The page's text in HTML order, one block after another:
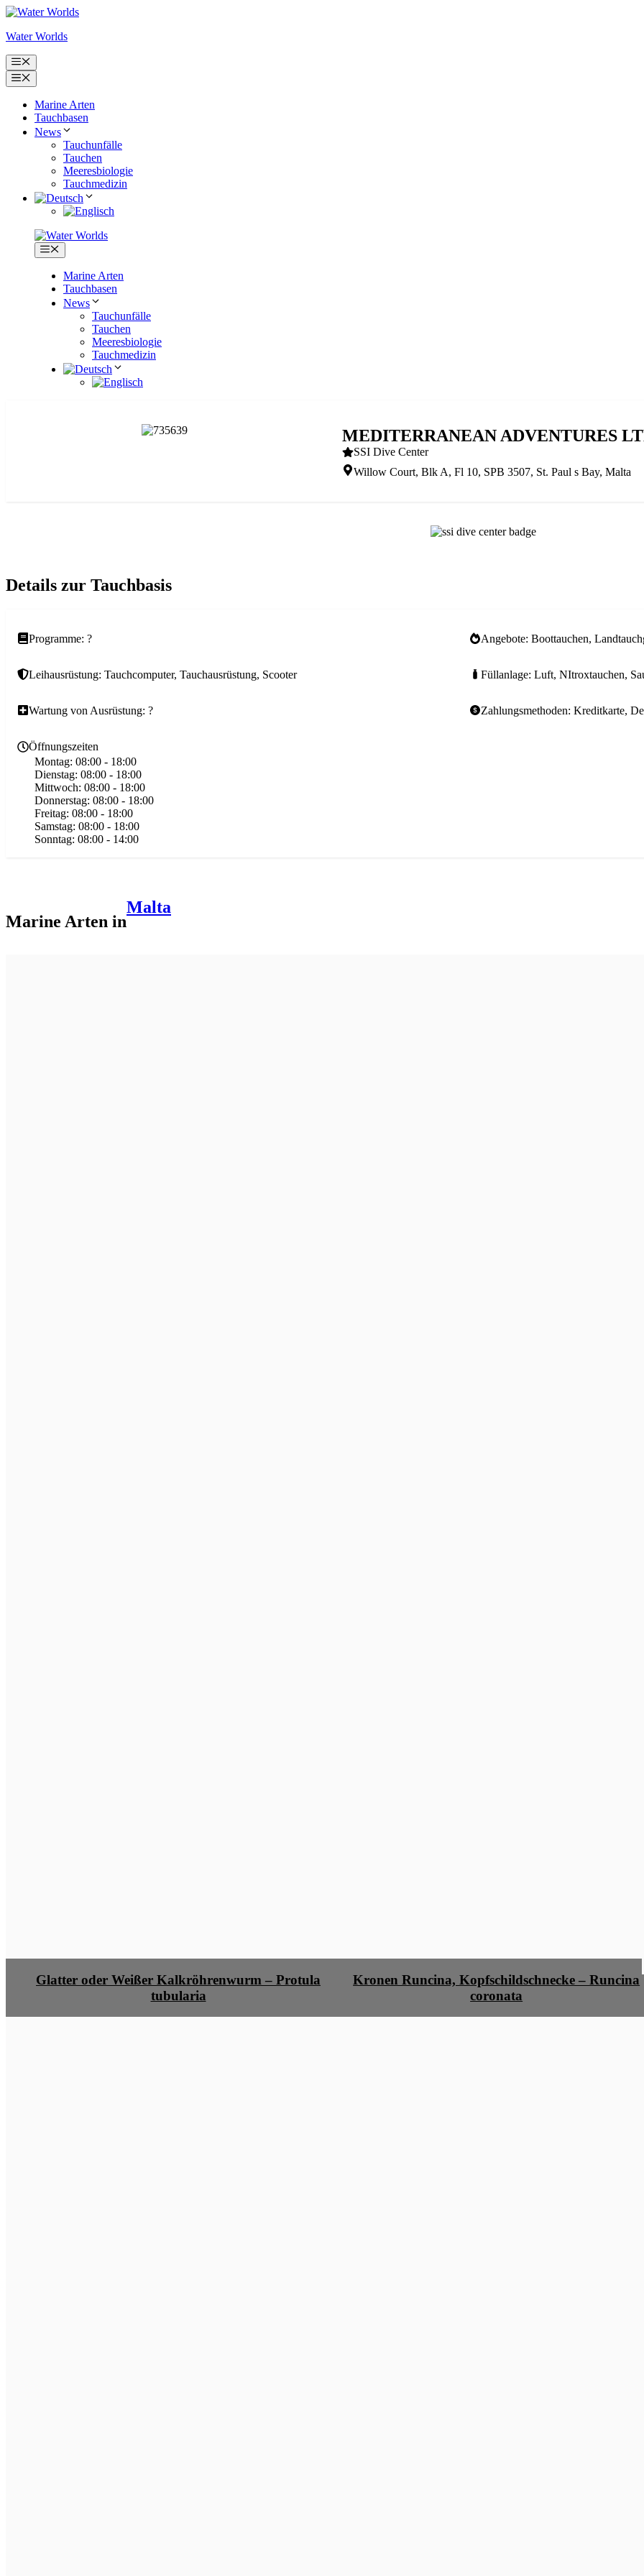
Zum
springen
Water Worlds
Menü
Menü
Marine Arten
Tauchbasen
News
Tauchunfälle
Tauchen
Meeresbiologie
Tauchmedizin
Menü
Marine Arten
Tauchbasen
News
Tauchunfälle
Tauchen
Meeresbiologie
Tauchmedizin
MEDITERRANEAN ADVENTURES
SSI Dive Center
Willow Court, Blk A, Fl 10, SPB 3507, St. Paul s Bay, Malta
Details zur Tauchbasis
Programme: ? Angebote: Boottauchen,
Leihausrüstung: Tauchcomputer, Tauchausrüstung, Scooter Füllanlage: Luft, NItroxtauchen,
Wartung von Ausrüstung: ? Zahlungsmethoden: Kreditkarte,
Öffnungszeiten
Montag: 08:00 - 18:00
Dienstag: 08:00 - 18:00
Mittwoch: 08:00 - 18:00
Donnerstag: 08:00 - 18:00
Freitag: 08:00 - 18:00
Samstag: 08:00 - 18:00
Sonntag: 08:00 - 14:00
Marine Arten in
Malta
Glatter oder Weißer Kalkröhrenwurm – Protula
tubularia
Kronen Runcina, Kopfschildschnecke – Runcina
coronata